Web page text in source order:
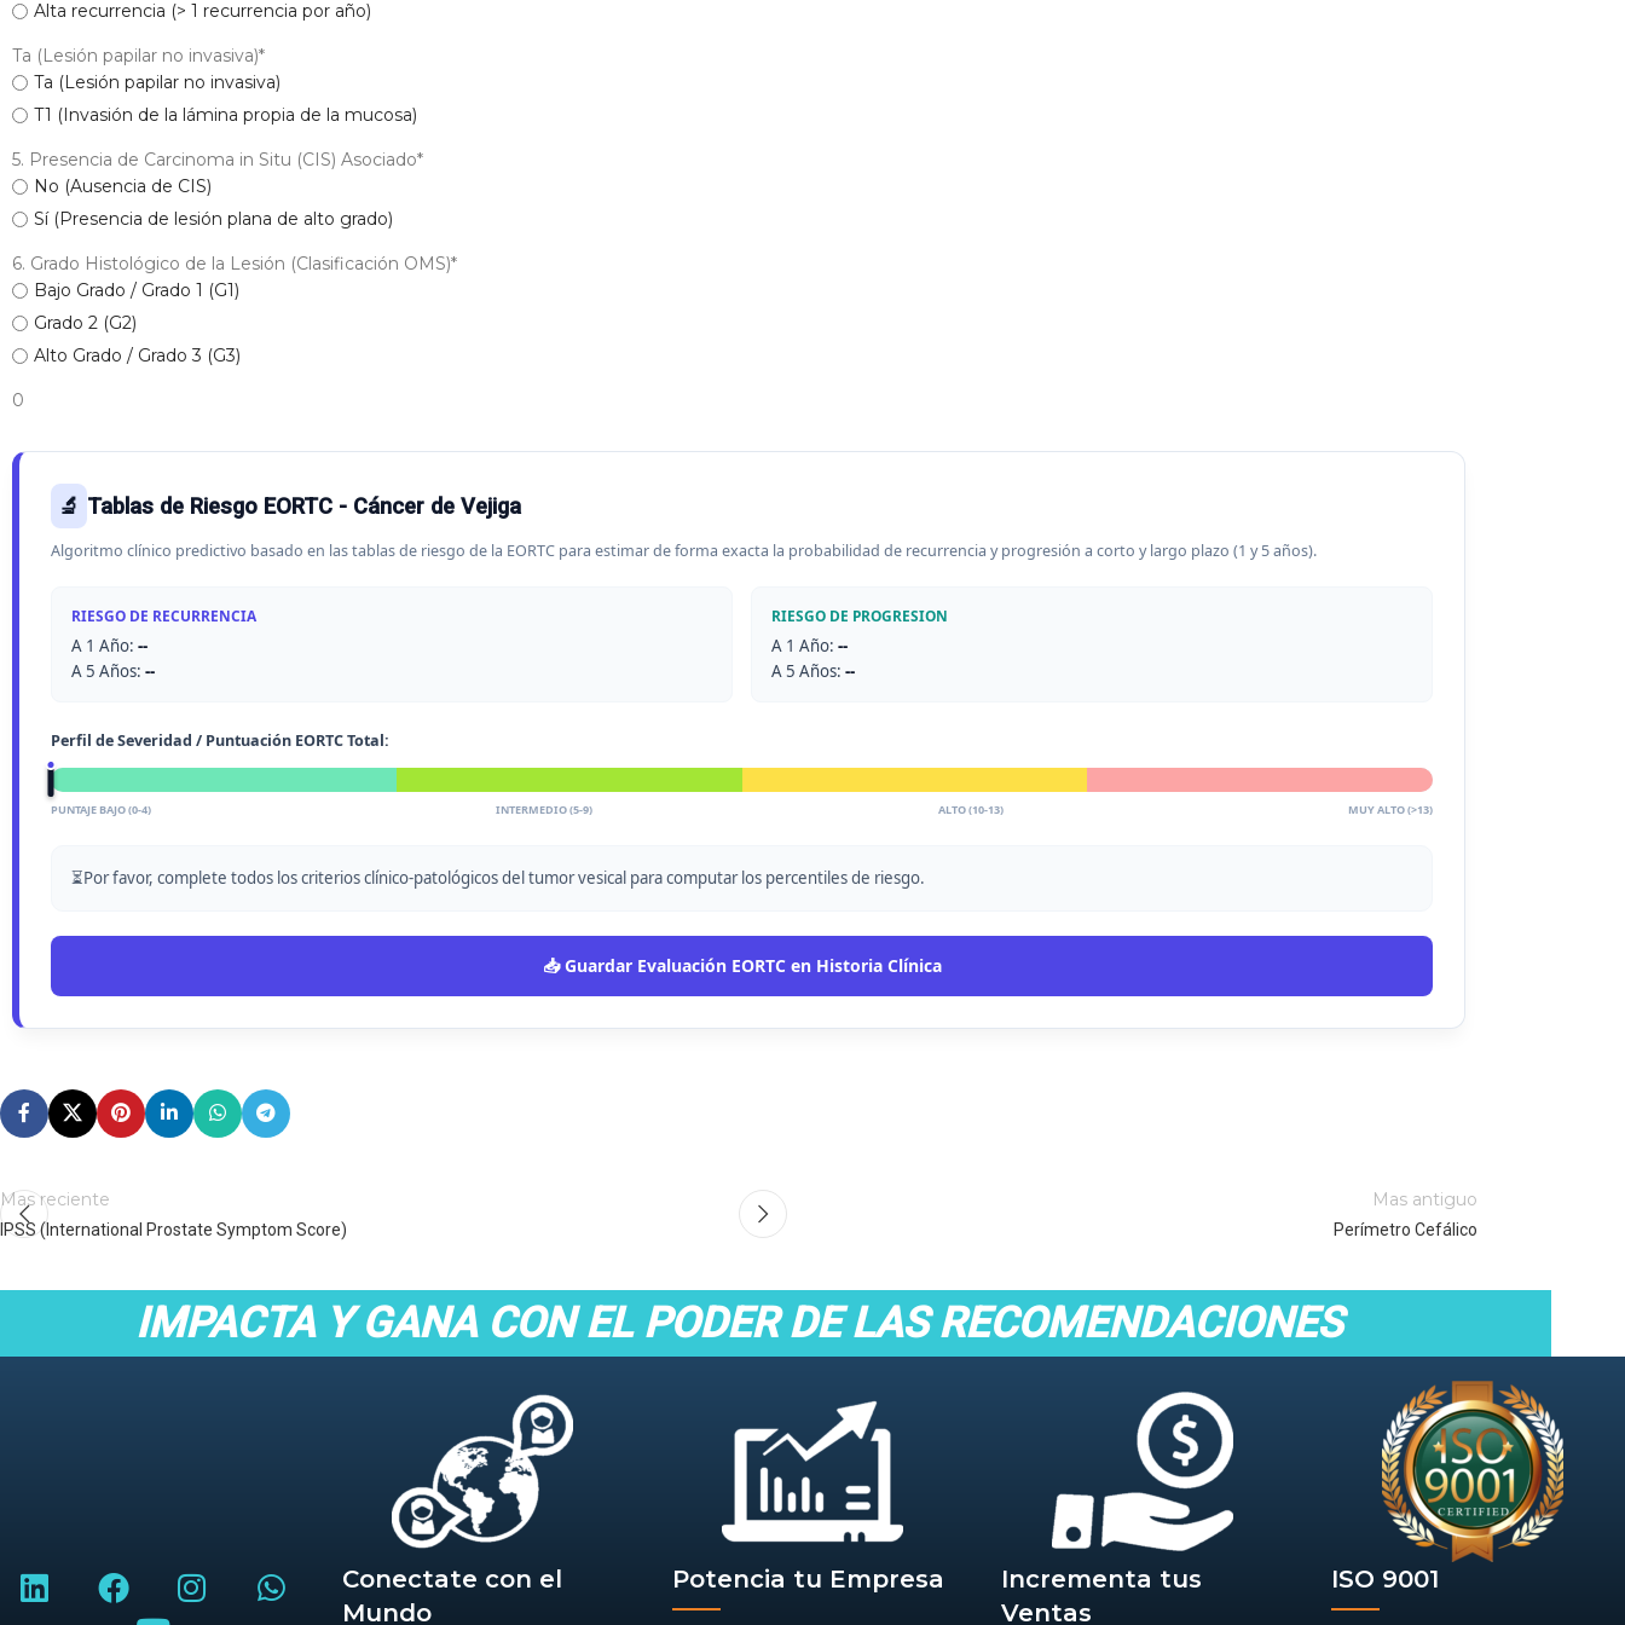
Alta recurrencia (> 1 recurrencia por año)
Ta (Lesión papilar no invasiva)*
Ta (Lesión papilar no invasiva)
T1 (Invasión de la lámina propia de la mucosa)
5. Presencia de Carcinoma in Situ (CIS) Asociado*
No (Ausencia de CIS)
Sí (Presencia de lesión plana de alto grado)
6. Grado Histológico de la Lesión (Clasificación OMS)*
Bajo Grado / Grado 1 (G1)
Grado 2 (G2)
Alto Grado / Grado 3 (G3)
0
🔬 Tablas de Riesgo EORTC - Cáncer de Vejiga
Algoritmo clínico predictivo basado en las tablas de riesgo de la EORTC para estimar de forma exacta la probabilidad de recurrencia y progresión a corto y largo plazo (1 y 5 años).
RIESGO DE RECURRENCIA
A 1 Año: --
A 5 Años: --
RIESGO DE PROGRESION
A 1 Año: --
A 5 Años: --
Perfil de Severidad / Puntuación EORTC Total:
PUNTAJE BAJO (0-4) INTERMEDIO (5-9) ALTO (10-13) MUY ALTO (>13)
⏳Por favor, complete todos los criterios clínico-patológicos del tumor vesical para computar los percentiles de riesgo.
📥 Guardar Evaluación EORTC en Historia Clínica
Mas reciente
IPSS (International Prostate Symptom Score)
Mas antiguo
Perímetro Cefálico
IMPACTA Y GANA CON EL PODER DE LAS RECOMENDACIONES
Conectate con el
Mundo
Potencia tu Empresa
Incrementa tus
Ventas
ISO 9001